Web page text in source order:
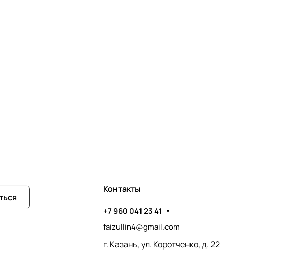
Контакты
+7 960 041 23 41
faizullin4@gmail.com
г. Казань, ул. Коротченко, д. 22